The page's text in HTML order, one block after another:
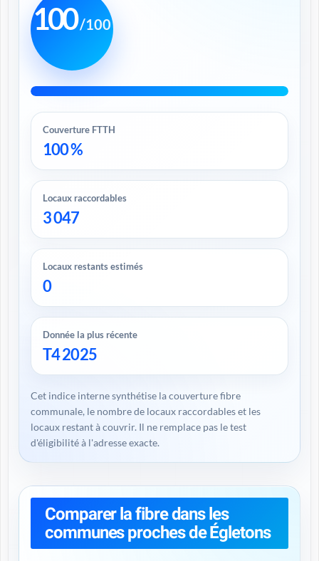
100/100
Couverture FTTH
100 %
Locaux raccordables
3 047
Locaux restants estimés
0
Donnée la plus récente
T4 2025
Cet indice interne synthétise la couverture fibre
communale, le nombre de locaux raccordables et les
locaux restant à couvrir. Il ne remplace pas le test
d'éligibilité à l'adresse exacte.
Comparer la fibre dans les
communes proches de Égletons